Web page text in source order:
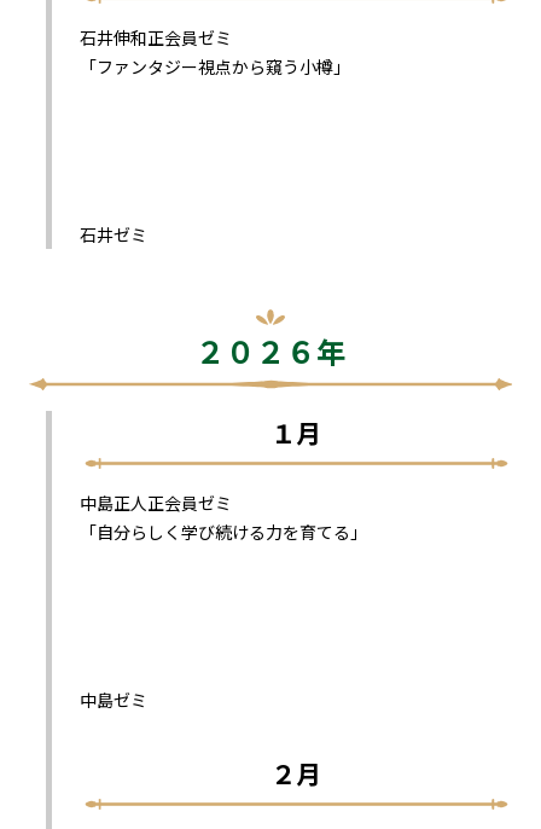
石井伸和正会員ゼミ
「ファンタジー視点から窺う小樽」
石井ゼミ
２０２６年
１月
中島正人正会員ゼミ
「自分らしく学び続ける力を育てる」
中島ゼミ
２月